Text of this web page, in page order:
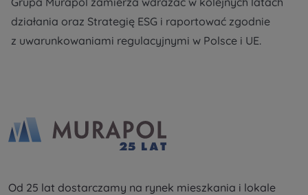
działania oraz Strategię ESG i raportować zgodnie
z uwarunkowaniami regulacyjnymi w Polsce i UE.
Od 25 lat dostarczamy na rynek mieszkania i lokale
Informujemy, że w trosce o najwyższą jakość i
Wyrażam zgodę na otrzymywanie informacji
Регламент надання електронних послуг товариством гк
Зв’яжіться з нами